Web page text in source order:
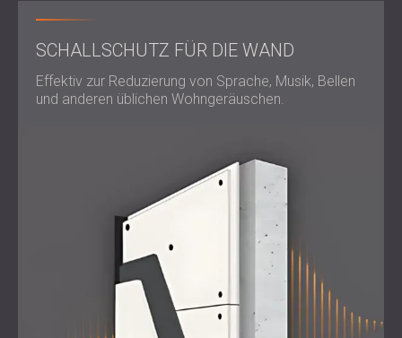
SCHALLSCHUTZ FÜR DIE WAND
Effektiv zur Reduzierung von Sprache, Musik, Bellen
und anderen üblichen Wohngeräuschen.